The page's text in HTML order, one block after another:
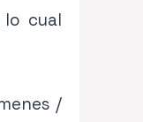
cual
/